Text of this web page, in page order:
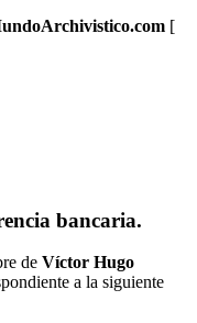
[
bancaria.
de Víctor Hugo
a la siguiente